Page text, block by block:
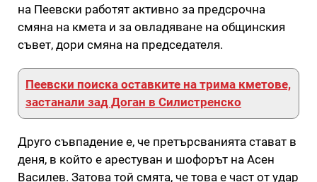
на Пеевски работят активно за предсрочна
смяна на кмета и за овладяване на общинския
съвет, дори смяна на председателя.
Пеевски поиска оставките на трима кметове,
застанали зад Доган в Силистренско
Друго съвпадение е, че претърсванията стават в
деня, в който е арестуван и шофорът на Асен
Василев. Затова той смята, че това е част от удар